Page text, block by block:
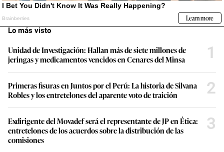
Lo más visto
Unidad de Investigación: Hallan más de siete millones de
jeringas y medicamentos vencidos en Cenares del Minsa
1
Primeras fisuras en Juntos por el Perú: La historia de Silvana
Robles y los entretelones del aparente voto de traición
2
Exdirigente del Movadef será el representante de JP en Ética:
entretelones de los acuerdos sobre la distribución de las
comisiones
3